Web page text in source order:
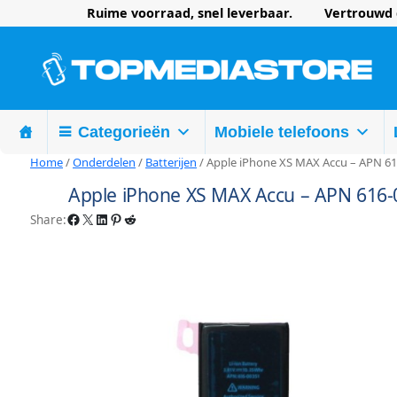
Ruime voorraad, snel leverbaar.
Categorieën Mobiele telefoons
Home/Onderdelen / Batterijen / Apple iPhone XS MAX Accu – APN
Apple iPhone XS MAX Accu – APN
Share:Facebook X LinkedIn Pinterest Reddit